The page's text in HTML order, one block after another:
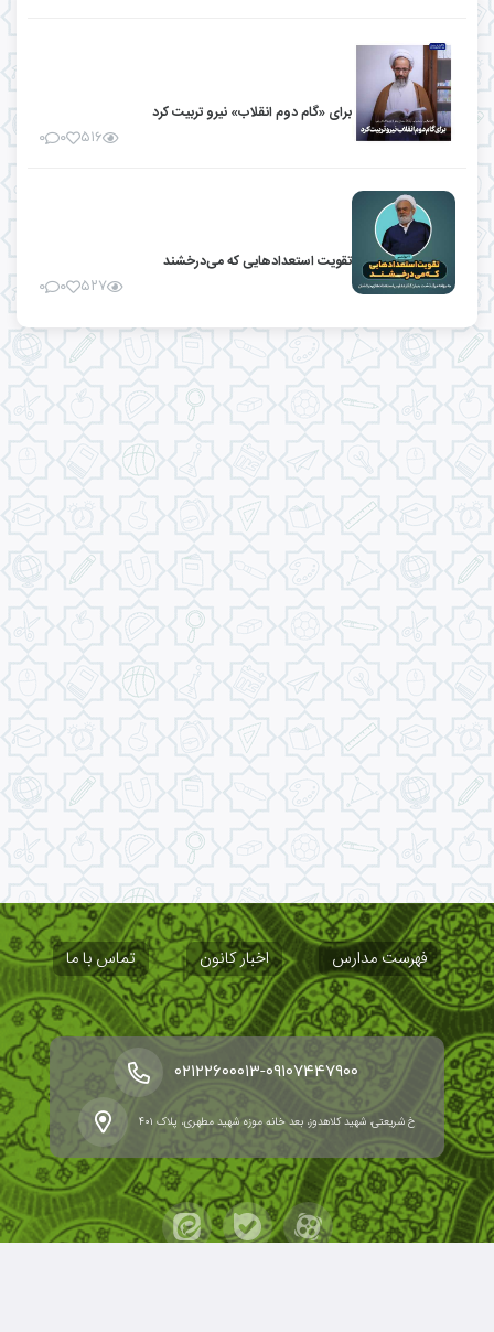
برای «گام دوم انقلاب» نیرو تربیت کرد
۵۱۶ ۰ ۰
تقویت استعدادهایی که می‌درخشند
۵۲۷ ۰ ۰
فهرست مدارس اخبار کانون تماس با ما
خ شریعتی، شهید کلاهدوز، بعد خانه موزه شهید مطهری، پلاک ۴۰۱
۰۹۱۰۷۴۴۷۹۰۰-۰۲۱۲۲۶۰۰۰۱۳